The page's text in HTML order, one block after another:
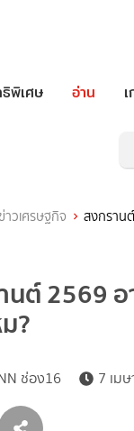
พิเศษ อ่าน
ข่าวเศรษฐกิจ สงกราน
นต์ 2569
?
ช่อง16 7 เม